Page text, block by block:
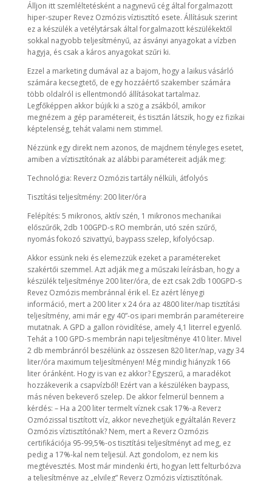
Álljon itt szemléltetésként a nagynevű cég által forgalmazott
hiper-szuper Revez Ozmózis víztisztító esete. Állításuk szerint
ez a készülék a vetélytársak által forgalmazott készülékektől
sokkal nagyobb teljesítményű, az ásványi anyagokat a vízben
hagyja, és csak a káros anyagokat szűri ki.
Ezzel a marketing dumával az a bajom, hogy a laikus vásárló
számára kecsegtető, de egy hozzáértő szakember számára
több oldalról is ellentmondó állításokat tartalmaz.
Legfőképpen akkor bújik ki a szög a zsákból, amikor
megnézem a gép paramétereit, és tisztán látszik, hogy ez fizikai
képtelenség, tehát valami nem stimmel.
Nézzünk egy direkt nem azonos, de majdnem tényleges esetet,
amiben a víztisztítónak az alábbi paramétereit adják meg:
Technológia: Reverz Ozmózis tartály nélküli, átfolyós
Tisztítási teljesítmény: 200 liter/óra
Felépítés: 5 mikronos, aktív szén, 1 mikronos mechanikai
előszűrők, 2db 100GPD-s RO membrán, utó szén szűrő,
nyomás fokozó szivattyú, baypass szelep, kifolyócsap.
Akkor essünk neki és elemezzük ezeket a paramétereket
szakértői szemmel. Azt adják meg a műszaki leírásban, hogy a
készülék teljesítménye 200 liter/óra, de ezt csak 2db 100GPD-s
Revez Ozmózis membránnal érik el. Ez azért lényegi
információ, mert a 200 liter x 24 óra az 4800 liter/nap tisztítási
teljesítmény, ami már egy 40”-os ipari membrán paramétereire
mutatnak. A GPD a gallon rövidítése, amely 4,1 literrel egyenlő.
Tehát a 100 GPD-s membrán napi teljesítménye 410 liter. Mivel
2 db membránról beszélünk az összesen 820 liter/nap, vagy 34
liter/óra maximum teljesítményen! Még mindig hiányzik 166
liter óránként. Hogy is van ez akkor? Egyszerű, a maradékot
hozzákeverik a csapvízből! Ezért van a készüléken baypass,
más néven bekeverő szelep. De akkor felmerül bennem a
kérdés: – Ha a 200 liter termelt víznek csak 17%-a Reverz
Ozmózissal tisztított víz, akkor nevezhetjük egyáltalán Reverz
Ozmózis víztisztítónak? Nem, mert a Reverz Ozmózis
certifikációja 95-99,5%-os tisztítási teljesítményt ad meg, ez
pedig a 17%-kal nem teljesül. Azt gondolom, ez nem kis
megtévesztés. Most már mindenki érti, hogyan lett felturbózva
a teljesítménye az „elvileg” Reverz Ozmózis víztisztítónak.